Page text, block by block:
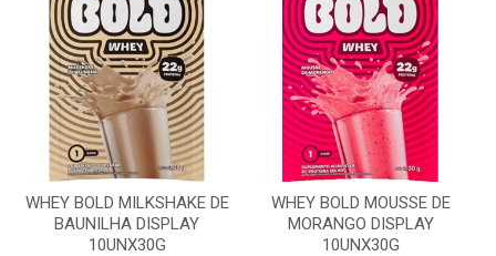
WHEY BOLD MILKSHAKE DE
BAUNILHA DISPLAY
10UNX30G
WHEY BOLD MOUSSE DE
MORANGO DISPLAY
10UNX30G